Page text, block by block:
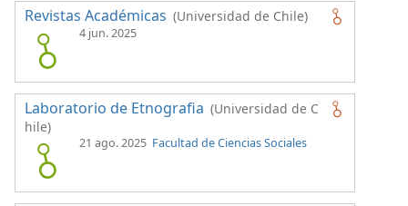
Revistas Académicas (Universidad de Chile)
4 jun. 2025
Laboratorio de Etnografia (Universidad de C
hile)
21 ago. 2025 Facultad de Ciencias Sociales